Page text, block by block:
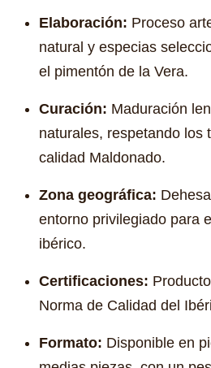
Elaboración: Proceso
natural y especias
el pimentón de la Vera.
Curación: Maduración
naturales, respetando los
calidad Maldonado.
Zona geográfica:
entorno privilegiado para
ibérico.
Certificaciones:
Norma de Calidad del
Formato: Disponible en